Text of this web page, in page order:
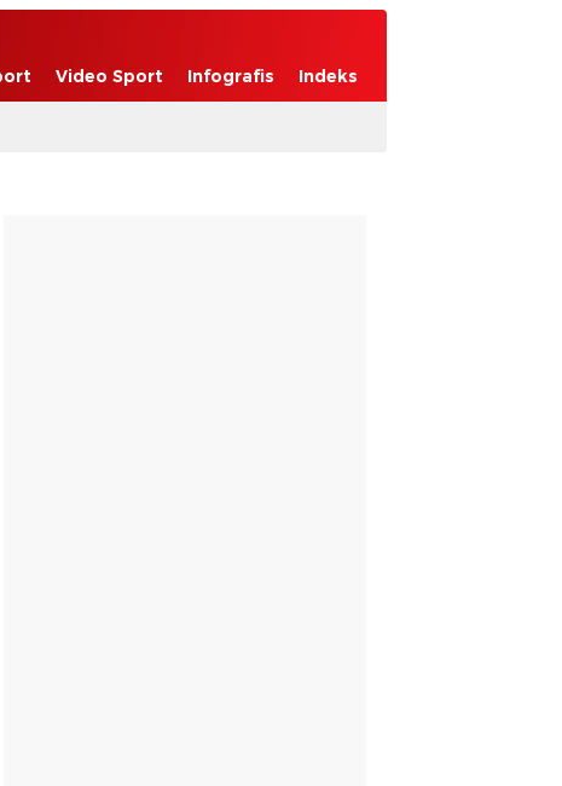
Video Sport Infografis Indeks